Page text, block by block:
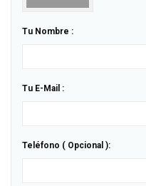
Tu Nombre :
Tu E-Mail :
Teléfono ( Opcional ):